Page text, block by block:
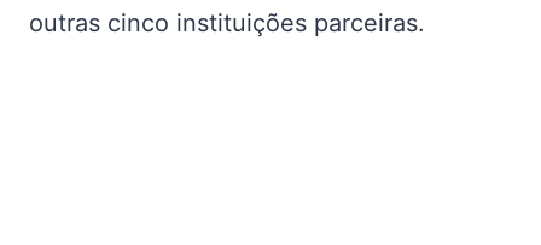
outras cinco instituições parceiras.